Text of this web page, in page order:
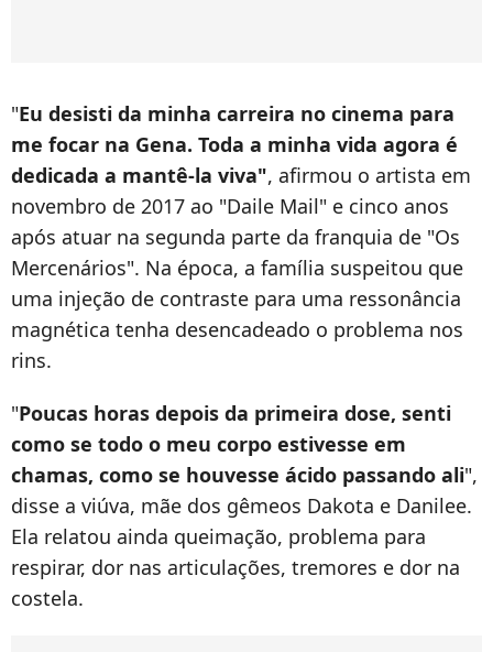
"Eu desisti da minha carreira no cinema para
me focar na Gena. Toda a minha vida agora é
dedicada a mantê-la viva", afirmou o artista em
novembro de 2017 ao "Daile Mail" e cinco anos
após atuar na segunda parte da franquia de "Os
Mercenários". Na época, a família suspeitou que
uma injeção de contraste para uma ressonância
magnética tenha desencadeado o problema nos
rins.
"Poucas horas depois da primeira dose, senti
como se todo o meu corpo estivesse em
chamas, como se houvesse ácido passando ali",
disse a viúva, mãe dos gêmeos Dakota e Danilee.
Ela relatou ainda queimação, problema para
respirar, dor nas articulações, tremores e dor na
costela.